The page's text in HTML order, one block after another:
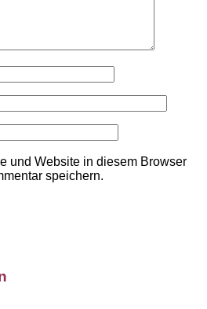
und Website in diesem Browser
speichern.